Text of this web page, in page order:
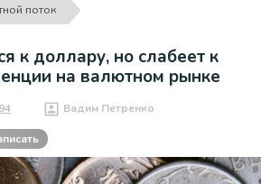
поток
к доллару, но слабеет к
на валютном рынке
Вадим Петренко